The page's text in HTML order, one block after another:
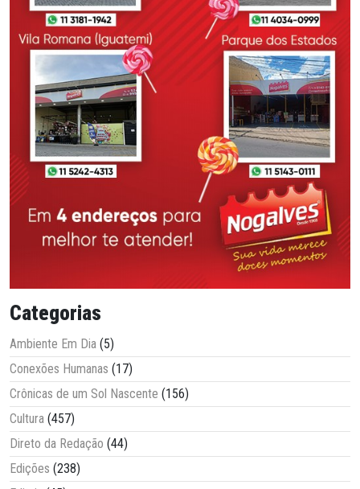
Categorias
Ambiente Em Dia (5)
Conexões Humanas (17)
Crônicas de um Sol Nascente (156)
Cultura (457)
Direto da Redação (44)
Edições (238)